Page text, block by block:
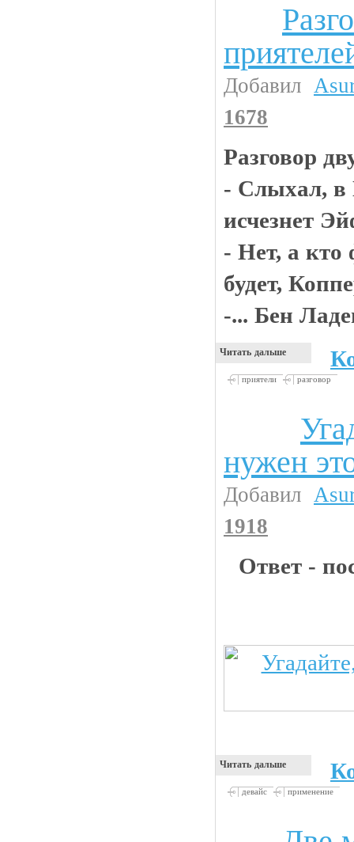
Добавил
1678
Разговор
- Слыхал, в
исчезнет
- Нет, а кто
будет,
-... Бен
Читать дальше
приятели разговор
нужен
Добавил
1918
Ответ -
Читать дальше
девайс применение